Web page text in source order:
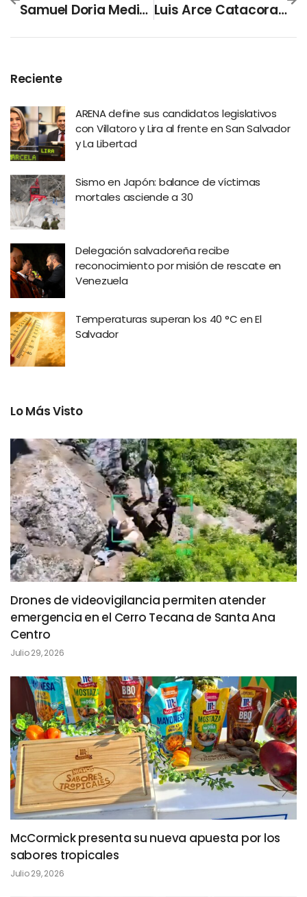
Samuel Doria Medina Mejorará La Economía A Través De Incentivos A Las Exportaciones Luis Arce Catacora El «cajero De La Corrupción» De Evo Morales
Reciente
ARENA define sus candidatos legislativos
con Villatoro y Lira al frente en San Salvador
y La Libertad
Sismo en Japón: balance de víctimas
mortales asciende a 30
Delegación salvadoreña recibe
reconocimiento por misión de rescate en
Venezuela
Temperaturas superan los 40 °C en El
Salvador
Lo Más Visto
Drones de videovigilancia permiten atender
emergencia en el Cerro Tecana de Santa Ana
Centro
Julio 29, 2026
McCormick presenta su nueva apuesta por los
sabores tropicales
Julio 29, 2026